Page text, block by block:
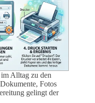
Alltag zu den
Fotos
gelingt der